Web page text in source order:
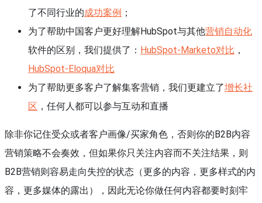
了不同行业的成功案例 ；
为了帮助中国客户更好理解HubSpot与其他营销自动化
软件的区别，我们提供了： HubSpot-Marketo对比 ，
HubSpot-Eloqua对比
为了帮助更多客户了解集客营销，我们更建立了增长社
区 ，任何人都可以参与互动和直播
除非你记住受众或者客户画像/买家角色，否则你的B2B内容
营销策略不会奏效，但如果你只关注内容而不关注结果，则
B2B营销则容易走向失控的状态（更多的内容，更多样式的内
容，更多媒体的露出），因此无论你做任何内容都要时刻牢